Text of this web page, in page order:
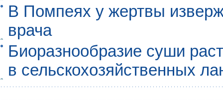
В Помпеях у жертвы
врача
Биоразнообразие суши
в сельскохозяйственных